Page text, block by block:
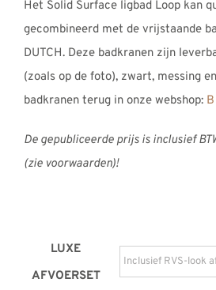
Het Solid Surface ligbad Loop kan
gecombineerd met de vrijstaande
DUTCH. Deze badkranen zijn
(zoals op de foto), zwart, messing
badkranen terug in onze webshop:
De gepubliceerde prijs is inclusief
(zie voorwaarden)!
LUXE
AFVOERSET